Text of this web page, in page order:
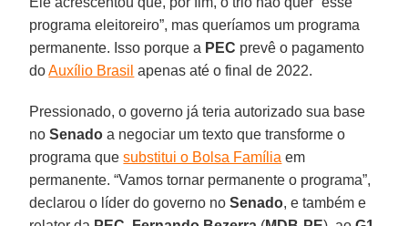
programa eleitoreiro”, mas queríamos um programa
permanente. Isso porque a PEC prevê o pagamento
doAuxílio Brasil apenas até o final de 2022.
Pressionado, o governo já teria autorizado sua base
noSenado a negociar um texto que transforme o
programa quesubstitui o Bolsa Família em
permanente. “Vamos tornar permanente o programa”,
declarou o líder do governo noSenado, e também e